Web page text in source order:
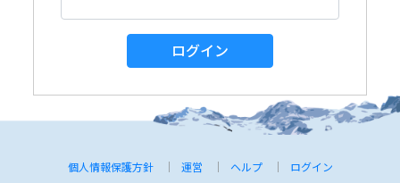
ログイン
個人情報保護方針 運営 ヘルプ ログイン